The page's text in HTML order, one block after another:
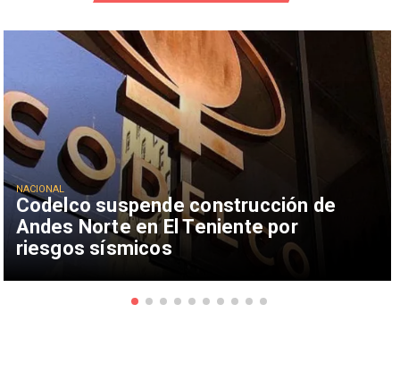
Codelco suspende construcción de
Andes Norte en El Teniente por
riesgos sísmicos
NACIONAL